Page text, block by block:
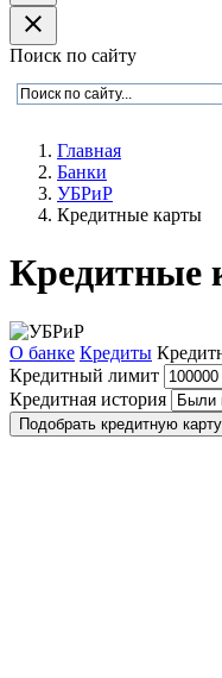
close
Поиск по сайту
Главная
Банки
УБРиР
Кредитные карты
Кредитные
О банке Кредиты
Кредитный лимит
Кредитная история
Подобрать кредитную карту